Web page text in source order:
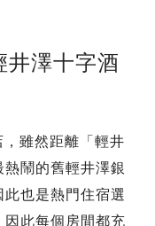
澤十字酒
雖然距離「輕井
鬧的舊輕井澤銀
也是熱門住宿選
此每個房間都充